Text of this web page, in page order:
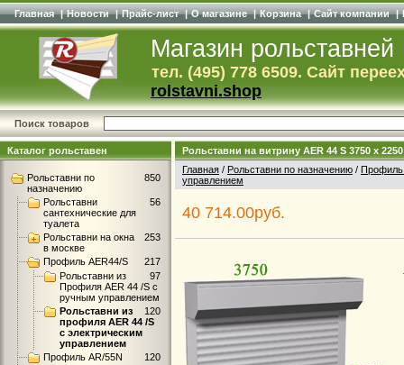
Главная | Новости | Прайс-лист | О магазине | Корзина | Сайт компании |
Магазин рольставней
тел. (495) 778 6509. Сайт
rolstavni.shop
Поиск товаров
Каталог рольставен
850
Рольставни по
назначению
56
Рольставни
сантехнические для
туалета
253
Рольставни на окна
в москве
217
Профиль AER44/S
97
Рольставни из
Профиля AER 44 /S с
ручным управлением
120
Рольставни из
профиля AER 44 /S
с электрическим
управлением
120
Профиль AR/55N
Рольставни на витрину AER 44 S 3750 x
Главная / Рольставни по назначению / Профиль
управлением
40 714.00руб.